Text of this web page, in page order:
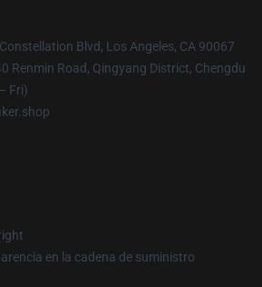
Blvd, Los Angeles, CA 90067
Renmin Road, Qingyang District, Chengdu
Fri)
en la cadena de suministro